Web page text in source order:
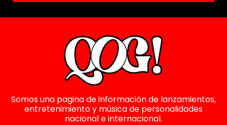
Somos una pagina de información de lanzamientos,
entretenimiento y música de personalidades
nacional e internacional.